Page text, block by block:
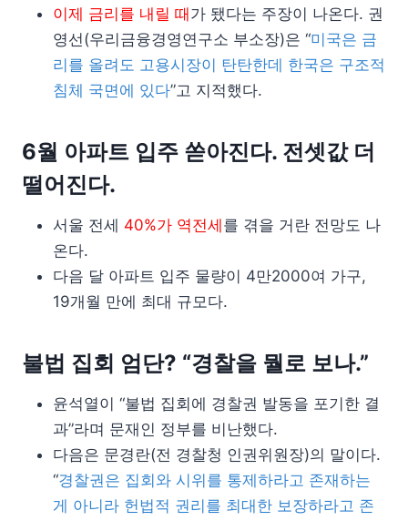
이제 금리를 내릴 때 가 됐다는 주장이 나온다. 권
영선(우리금융경영연구소 부소장)은 “미국은 금
리를 올려도 고용시장이 탄탄한데 한국은 구조적
침체 국면에 있다”고 지적했다.
6월 아파트 입주 쏟아진다. 전셋값 더
떨어진다.
서울 전세 40%가 역전세 를 겪을 거란 전망도 나
온다.
다음 달 아파트 입주 물량이 4만2000여 가구,
19개월 만에 최대 규모다.
불법 집회 엄단? “경찰을 뭘로 보나.”
윤석열이 “불법 집회에 경찰권 발동을 포기한 결
과”라며 문재인 정부를 비난했다.
다음은 문경란(전 경찰청 인권위원장)의 말이다.
“경찰권은 집회와 시위를 통제하라고 존재하는
게 아니라 헌법적 권리를 최대한 보장하라고 존